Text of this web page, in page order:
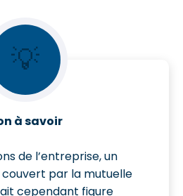
💡
à savoir
de l’entreprise, un
par la mutuelle
cependant figure